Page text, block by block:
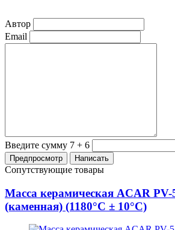
Автор
Email
Введите сумму 7 + 6
Сопутствующие товары
Масса керамическая ACAR PV-
(каменная) (1180°С ± 10°С)